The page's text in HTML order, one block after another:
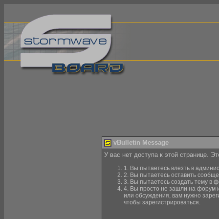
vBulletin Message
У вас нет доступа к этой странице.
1. Вы пытаетесь влезть в
2. Вы пытаетесь оставить
3. Вы пытаетесь создать тему в
4. Вы просто не зашли на форум
или обсуждения, вам нужно
чтобы зарегистрироваться.